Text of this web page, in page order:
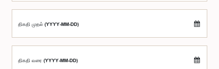
திகதி முதல் (YYYY-MM-DD)
திகதி வரை (YYYY-MM-DD)